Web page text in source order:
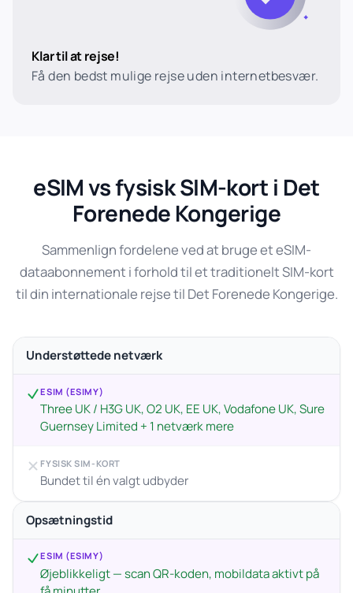
Klar til at rejse!
Få den bedst mulige rejse uden internetbesvær.
eSIM vs fysisk SIM-kort i Det
Forenede Kongerige
Sammenlign fordelene ved at bruge et eSIM-
dataabonnement i forhold til et traditionelt SIM-kort
til din internationale rejse til Det Forenede Kongerige.
Understøttede netværk
ESIM (ESIMY)
Three UK / H3G UK, O2 UK, EE UK, Vodafone UK, Sure
Guernsey Limited + 1 netværk mere
FYSISK SIM-KORT
Bundet til én valgt udbyder
Opsætningstid
ESIM (ESIMY)
Øjeblikkeligt — scan QR-koden, mobildata aktivt på